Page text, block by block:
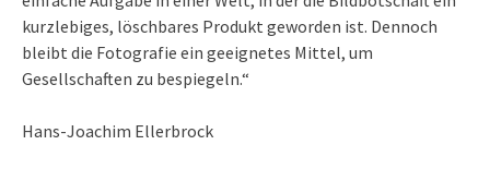
kurzlebiges, löschbares Produkt geworden ist. Dennoch
bleibt die Fotografie ein geeignetes Mittel, um
Gesellschaften zu bespiegeln.“
Hans-Joachim Ellerbrock